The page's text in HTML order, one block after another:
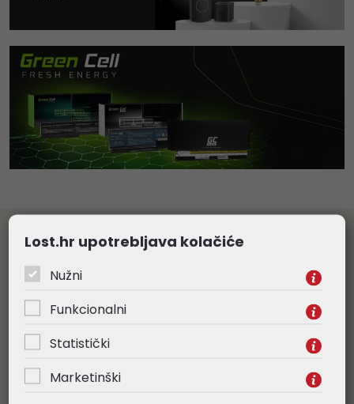
Veleprodaja informatičke opreme
Prodaju vršimo isključivo pravnim osobama. Samo za daljnju
prodaju odobravamo rabate od 5 - 20% ovisno o grupi
proizvoda. Sve navedene cijene su veleprodajne, bez PDV-a.
Obratite nam se s povjerenjem
Za narudžbe veće od 265,00€ (bez PDV-a), organiziramo
besplatnu dostavu robe. Izuzetak su komunikacijski ormari i
Lost.hr upotrebljava kolačiće
Nužni
Funkcionalni
Statistički
Marketinški